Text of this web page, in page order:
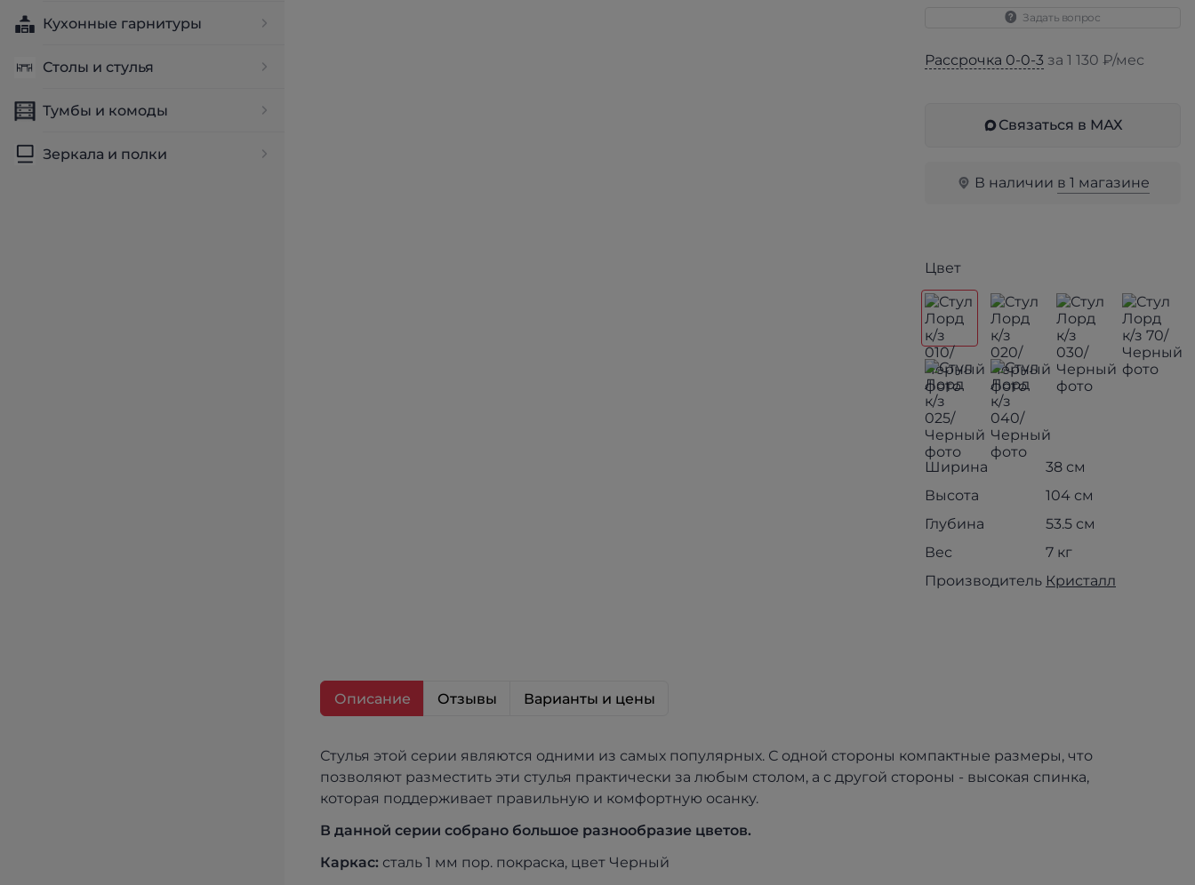
Кухонные гарнитуры
Столы и стулья
Тумбы и комоды
Зеркала и полки
Задать вопрос
Рассрочка 0-0-3 за 1 130 ₽/мес
Связаться в МАХ
В наличии в 1 магазине
Цвет
Ширина
38 см
Высота
104 см
Глубина
53.5 см
Вес
7 кг
Производитель Кристалл
Описание Отзывы Варианты и цены
Стулья этой серии являются одними из самых популярных. С одной стороны компактные размеры, что
позволяют разместить эти стулья практически за любым столом, а с другой стороны - высокая спинка,
которая поддерживает правильную и комфортную осанку.
В данной серии собрано большое разнообразие цветов.
Каркас: сталь 1 мм пор. покраска, цвет Черный